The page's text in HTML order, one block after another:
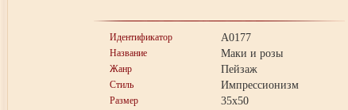
Идентификатор A0177
Название Маки и розы
Жанр Пейзаж
Стиль Импрессионизм
Размер 35x50